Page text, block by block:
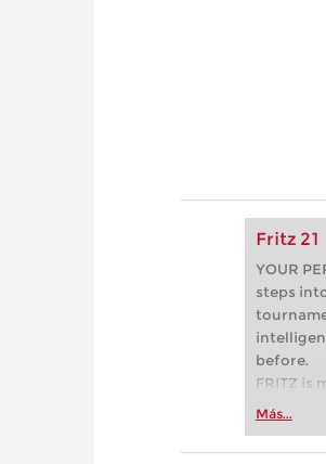
Fritz 21
YOUR
steps
before.
FRITZ is
Whether
more
Más...